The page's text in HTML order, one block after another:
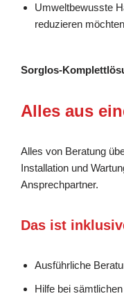
Umweltbewusste
reduzieren möchten
Sorglos-
Alles aus
Alles von Beratung
Installation und
Ansprechpartner.
Das ist
Ausführliche
Hilfe bei